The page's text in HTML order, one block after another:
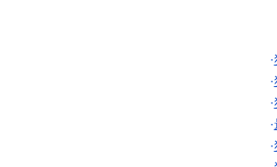
·
·
·
·
·